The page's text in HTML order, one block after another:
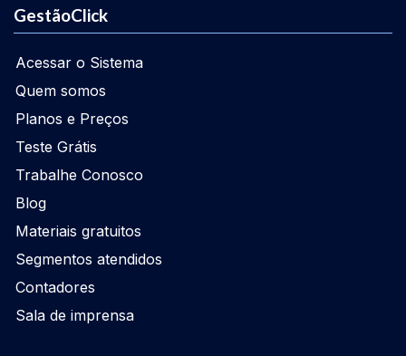
GestãoClick
Acessar o Sistema
Quem somos
Planos e Preços
Teste Grátis
Trabalhe Conosco
Blog
Materiais gratuitos
Segmentos atendidos
Contadores
Sala de imprensa